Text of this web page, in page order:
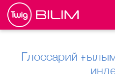
Глоссарий